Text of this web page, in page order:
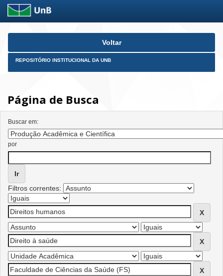
Skip
Voltar
REPOSITÓRIO INSTITUCIONAL DA UNB
Página de Busca
Buscar em:
por
Filtros correntes: